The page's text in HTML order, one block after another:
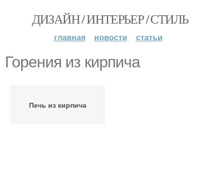
ДИЗАЙН / ИНТЕРЬЕР / СТИЛЬ
главная новости статьи
Горения из кирпича
Печь из кирпича